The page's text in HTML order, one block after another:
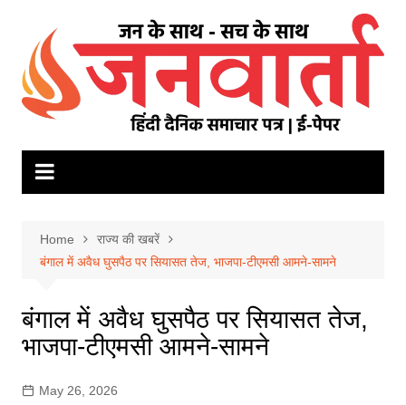
content
Home
राज्य की खबरें
बंगाल में अवैध घुसपैठ पर सियासत तेज, भाजपा-टीएमसी आमने-सामने
बंगाल में अवैध घुसपैठ पर सियासत तेज,
भाजपा-टीएमसी आमने-सामने
May 26, 2026